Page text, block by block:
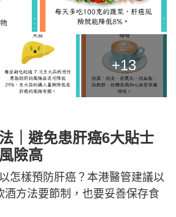
+13
｜避免患肝癌6大貼士
險高
怎樣預防肝癌？本港醫管建議以
酒方法要節制，也要妥善保存食